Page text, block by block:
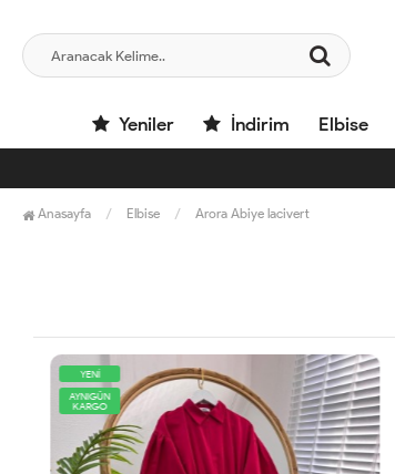
Yeniler İndirim Elbise
Anasayfa Elbise Arora Abiye lacivert
YENİ
AYNIGÜN
KARGO